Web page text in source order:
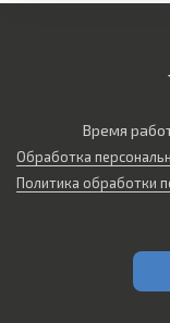
Время
Обработка
Политика обработки